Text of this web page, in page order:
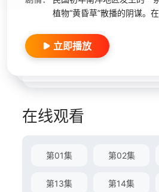
植物“黄昏草”散播的阴谋。
立即播放
在线观看
第01集 第02集
第13集 第14集